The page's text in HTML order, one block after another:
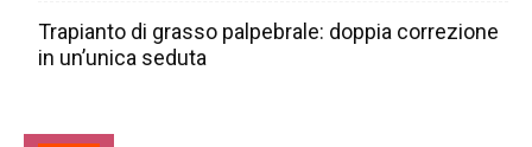
Trapianto di grasso palpebrale: doppia correzione
in un’unica seduta